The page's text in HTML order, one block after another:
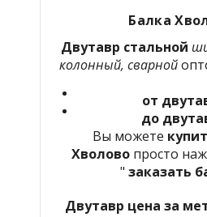
Балка
Двутавр стальной
колонный, сварной
от
до
Вы можете
Хволово просто
" заказать
Двутавр цена за